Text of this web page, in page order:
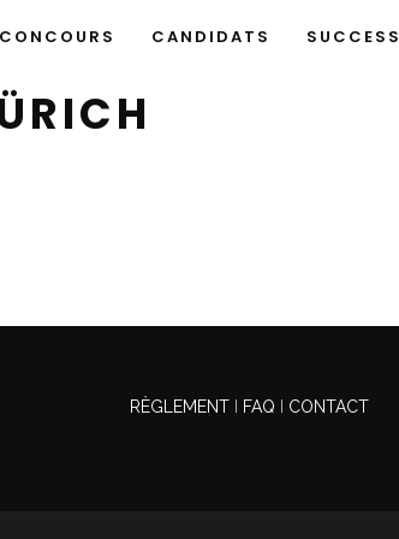
CONCOURS CANDIDATS SUCCESS
RÈGLEMENT FAQ CONTACT